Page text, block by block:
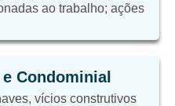
ao trabalho; ações
Condominial
vícios construtivos